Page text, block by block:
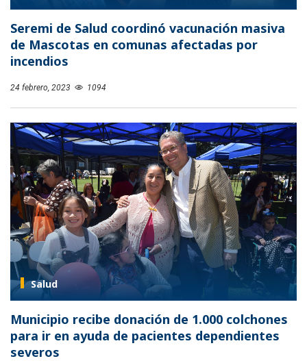
Seremi de Salud coordinó vacunación masiva
de Mascotas en comunas afectadas por
incendios
24 febrero, 2023 1094
Salud
Municipio recibe donación de 1.000 colchones
para ir en ayuda de pacientes dependientes
severos